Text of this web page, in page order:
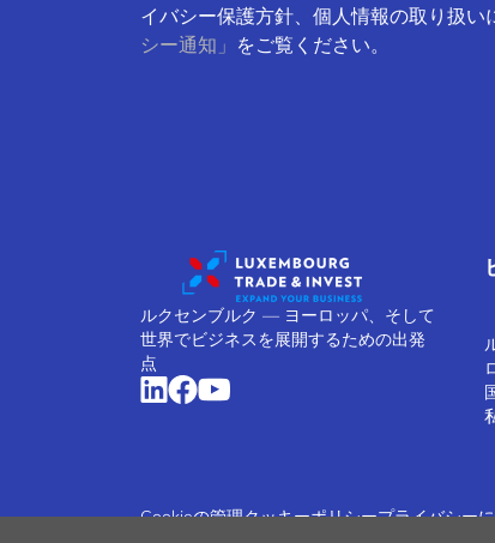
イバシー保護方針、個人情報の取り扱い
シー通知」 をご覧ください。
ルクセンブルク ― ヨーロッパ、そして
世界でビジネスを展開するための出発
点
Cookieの管理クッキーポリシープライバシー